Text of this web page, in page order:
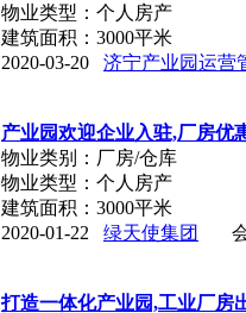
物业类型：个人房产
建筑面积：3000平米
2020-03-20
济宁产业园运营
产业园欢迎企业入驻,厂房优
物业类别：厂房/仓库
物业类型：个人房产
建筑面积：3000平米
2020-01-22
绿天使集团
打造一体化产业园,工业厂房